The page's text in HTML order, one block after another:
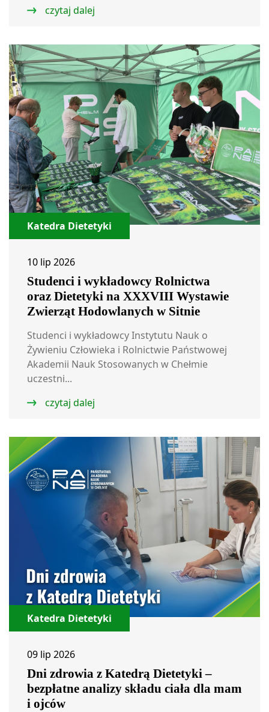
czytaj dalej
Katedra Dietetyki
10 lip 2026
Studenci i wykładowcy Rolnictwa
oraz Dietetyki na XXXVIII Wystawie
Zwierząt Hodowlanych w Sitnie
Studenci i wykładowcy Instytutu Nauk o
Żywieniu Człowieka i Rolnictwie Państwowej
Akademii Nauk Stosowanych w Chełmie
uczestni...
czytaj dalej
Katedra Dietetyki
09 lip 2026
Dni zdrowia z Katedrą Dietetyki –
bezpłatne analizy składu ciała dla mam
i ojców